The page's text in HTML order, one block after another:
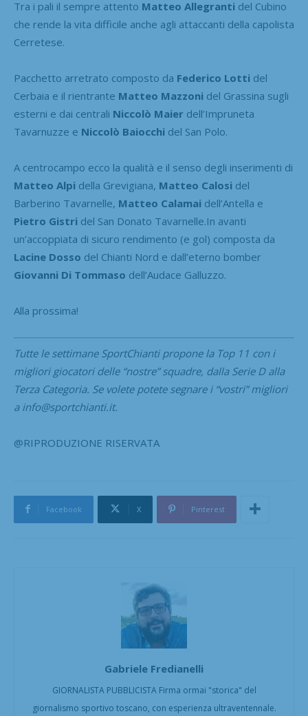
Tra i pali il sempre attento Matteo Allegranti del Cubino
che rende la vita difficile anche agli attaccanti della capolista
Cerretese.
Pacchetto arretrato composto da Federico Lotti del
Cerbaia e il rientrante Matteo Mazzoni del Grassina sugli
esterni e dai centrali Niccolò Maier dell’Impruneta
Tavarnuzze e Niccolò Baiocchi del San Polo.
Matteo Alpi della Grevigiana, Matteo Calosi del
Barberino Tavarnelle, Matteo Calamai
Pietro Gistri del San Donato Tavarnelle.In avanti
Lacine Dosso
Giovanni Di Tommaso dell’Audace Galluzzo.
Alla prossima!
Tutte le settimane SportChianti propone la Top 11 con i
migliori giocatori delle “nostre” squadre, dalla Serie D alla
Terza Categoria. Se volete potete segnare i “vostri” migliori
a info@sportchianti.it.
@RIPRODUZIONE RISERVATA
Facebook X Pinterest
Gabriele Fredianelli
GIORNALISTA PUBBLICISTA Firma ormai "storica" del
giornalismo sportivo toscano, con esperienza ultraventennale.